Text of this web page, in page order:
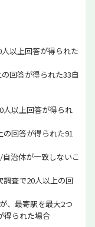
以上回答が得られた
回答が得られた33自
人以上回答が得られ
回答が得られた91
治体が一致しないこ
調査で20人以上の回
、最寄駅を最大2つ
得られた場合